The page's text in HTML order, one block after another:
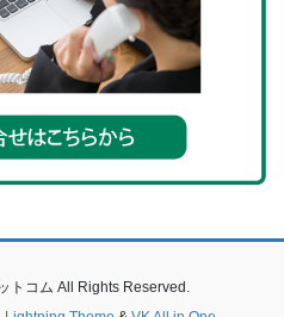
トコム All Rights Reserved.